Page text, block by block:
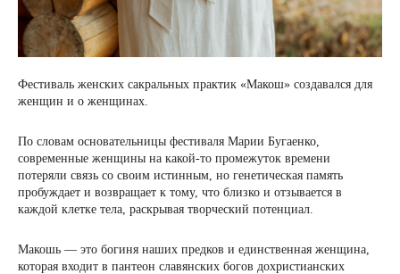
Фестиваль женских сакральных практик «Макош» создавался для
женщин и о женщинах.
По словам основательницы фестиваля Марии Бугаенко,
современные женщины на какой-то промежуток времени
потеряли связь со своим истинным, но генетическая память
пробуждает и возвращает к тому, что близко и отзывается в
каждой клетке тела, раскрывая творческий потенциал.
Макошь — это богиня наших предков и единственная женщина,
которая входит в пантеон славянских богов дохристианских